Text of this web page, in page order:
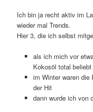
Ich bin ja recht aktiv im
wieder mal Trends.
Hier 3, die ich selbst
als ich mich vor
Kokosöl total beliebt
im Winter waren die
der Hit
dann wurde ich von